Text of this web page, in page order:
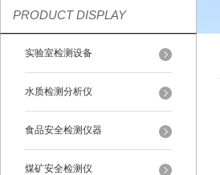
PRODUCT DISPLAY
实验室检测设备
水质检测分析仪
食品安全检测仪器
煤矿安全检测仪